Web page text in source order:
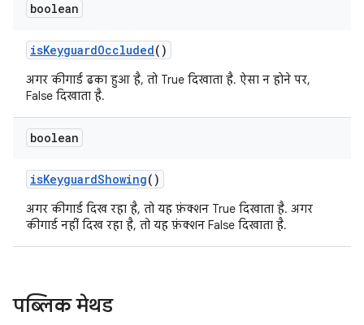
boolean
isKeyguardOccluded()
अगर कीगार्ड ढका हुआ है, तो True दिखाता है. ऐसा न होने पर,
False दिखाता है.
boolean
isKeyguardShowing()
अगर कीगार्ड दिख रहा है, तो यह फ़ंक्शन True दिखाता है. अगर
कीगार्ड नहीं दिख रहा है, तो यह फ़ंक्शन False दिखाता है.
पब्लिक मेथड